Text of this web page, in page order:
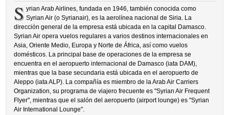
S yrian Arab Airlines, fundada en 1946, también conocida como
Syrian Air (o Syrianair), es la aerolínea nacional de Siria. La
dirección general de la empresa está ubicada en la capital Damasco.
Syrian Air opera vuelos regulares a varios destinos internacionales en
Asia, Oriente Medio, Europa y Norte de África, así como vuelos
domésticos. La principal base de operaciones de la empresa se
encuentra en el aeropuerto internacional de Damasco (iata DAM),
mientras que la base secundaria está ubicada en el aeropuerto de
Aleppo (iata ALP). La compañía es miembro de la Arab Air Carriers
Organization, su programa de viajero frecuente es "Syrian Air Frequent
Flyer", mientras que el salón del aeropuerto (airport lounge) es "Syrian
Air International Lounge".